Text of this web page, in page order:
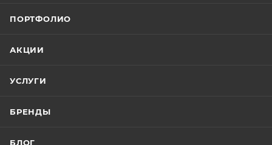
ПОРТФОЛИО
АКЦИИ
УСЛУГИ
БРЕНДЫ
БЛОГ